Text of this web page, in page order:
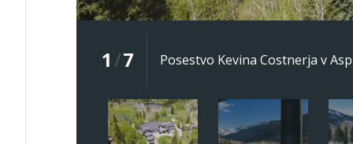
1/7 Posestvo Kevina Costnerja v